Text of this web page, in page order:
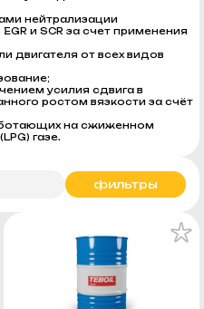
нейтрализации
и SCR за счет применения
от всех видов
усилия сдвига в
ростом вязкости за счёт
на сжиженном
газе.
фильтры